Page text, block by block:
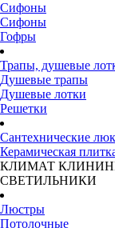
Сифоны
Сифоны
Гофры
Трапы, душевые
Душевые трапы
Душевые лотки
Решетки
Сантехнические
Керамическая
КЛИМАТ
СВЕТИЛЬНИКИ
Люстры
Потолочные